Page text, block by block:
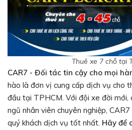
Thuê xe 7 chỗ tại
CAR7 - Đối tác tin cậy cho mọi
hào là đơn vị cung cấp dịch vụ cho
đầu tại TPHCM. Với đội xe đời mới,
ngũ nhân viên chuyên nghiệp,
quý khách dịch vụ tốt nhất. Hãy để